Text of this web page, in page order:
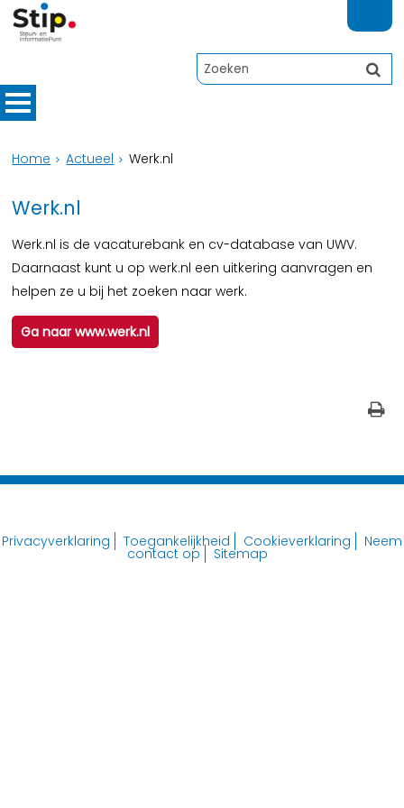
Home Actueel Werk.nl
Werk.nl
Werk.nl is de vacaturebank en cv-database van UWV.
Daarnaast kunt u op werk.nl een uitkering aanvragen en
helpen ze u bij het zoeken naar werk.
Ga naar www.werk.nl
Privacyverklaring Toegankelijkheid Cookieverklaring Neem
contact op Sitemap